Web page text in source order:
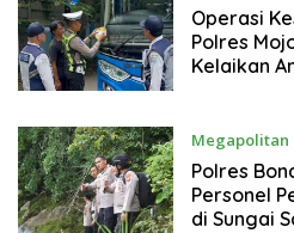
Operasi
Polres
Kelaikan
Megapolitan
Polres
Personel
di Sungai